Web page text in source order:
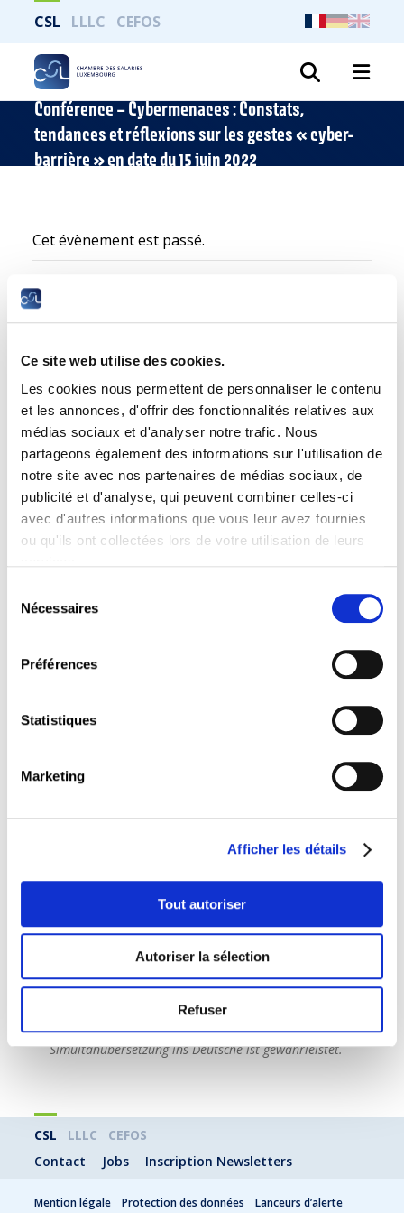
Ce site web utilise des cookies.
Les cookies nous permettent de personnaliser le contenu
et les annonces, d'offrir des fonctionnalités relatives aux
médias sociaux et d'analyser notre trafic. Nous
partageons également des informations sur l'utilisation de
notre site avec nos partenaires de médias sociaux, de
publicité et d'analyse, qui peuvent combiner celles-ci
avec d'autres informations que vous leur avez fournies
ou qu'ils ont collectées lors de votre utilisation de leurs
Nécessaires
Préférences
Statistiques
Marketing
Afficher les détails
Tout autoriser
Autoriser la sélection
Refuser
CSL LLLC CEFOS
Conférence – Cybermenaces : Constats,
tendances et réflexions sur les gestes « cyber-
barrière » en date du 15 juin 2022
Cet évènement est passé.
Conseil auprès des Responsables Sécurité des
Les cyberattaques ont changé de dimension du fait
modes de consommation de l’IT et d’un contexte
géopolitique plus qu’incertain. En 2021, le
Il importe d‘esquisser le panorama de la menace
d‘explorer les possibles formes de parades et de
bonnes pratiques à adopter.
La conférence est enfrançais. Une traduction en
Die Konferenzsprache ist Französisch. Eine
Simultanübersetzung ins Deutsche ist gewährleistet.
CSL LLLC
CEFOS
Contact
Jobs Inscription Newsletters
Mention légale Protection des données Lanceurs d’alerte